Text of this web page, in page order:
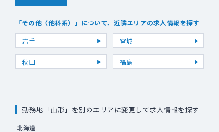
「その他（他科系）」について、近隣エリアの求人情報を探す
岩手
宮城
秋田 福島
勤務地「山形」を別のエリアに変更して求人情報を探す
北海道